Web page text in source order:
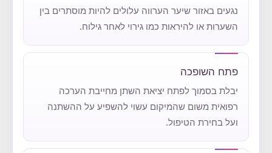
נגעים באזור שיער הערווה עלולים להיות מוסתרים בין
השערות או להיראות כמו גירוי לאחר גילוח.
פתח השופכה
יבלת בסמוך לפתח יציאת השתן מחייבת הערכה
רפואית משום שהמיקום עשוי להשפיע על ההשתנה
ועל בחירת הטיפול.